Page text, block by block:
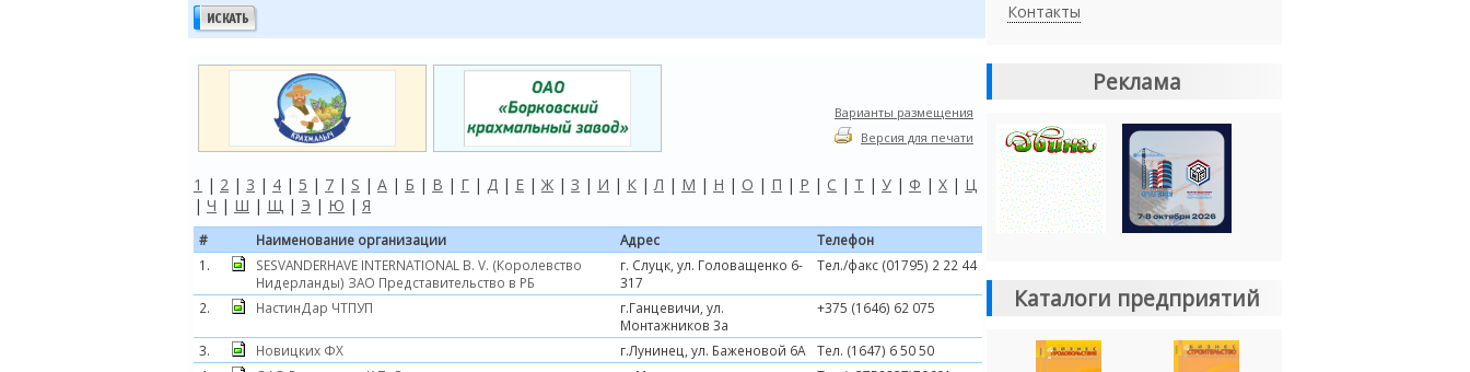
Варианты размещения
Версия для печати
1 | 2 | 3 | 4 | 5 | 7 | S | А | Б | В | Г | Д | Е | Ж | З | И | К |Л | М | Н | О | П | Р | С | Т | У | Ф | Х | Ц
| Ч | Ш | Щ | Э | Ю | Я
# Наименование организации Адрес
Телефон
1.
SESVANDERHAVE INTERNATIONAL B. V. (Королевство
Нидерланды) ЗАО Представительство в РБ
г. Слуцк, ул. Головащенко 6-
317
Тел./факс (01795) 2 22 44
2. НастинДар ЧТПУП
г.Ганцевичи, ул.
Монтажников 3а
+375 (1646) 62 075
3. Новицких ФХ г.Лунинец, ул. Баженовой 6А
Тел. (1647) 6 50 50
Контакты
Реклама
Каталоги предприятий